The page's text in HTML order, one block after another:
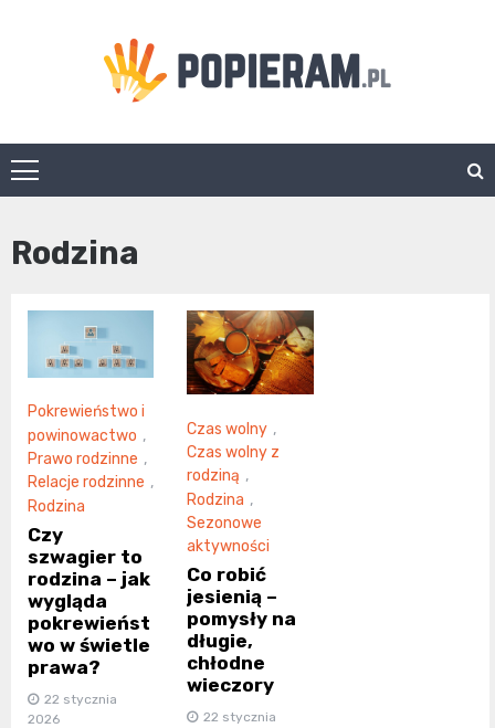
Popieram.pl
Rodzina
Pokrewieństwo i
powinowactwo ,
Prawo rodzinne ,
Relacje rodzinne ,
Rodzina
Czy
szwagier to
rodzina – jak
wygląda
pokrewieńst
wo w świetle
prawa?
22 stycznia
2026
Czas wolny ,
Czas wolny z
rodziną ,
Rodzina ,
Sezonowe
aktywności
Co robić
jesienią –
pomysły na
długie,
chłodne
wieczory
22 stycznia